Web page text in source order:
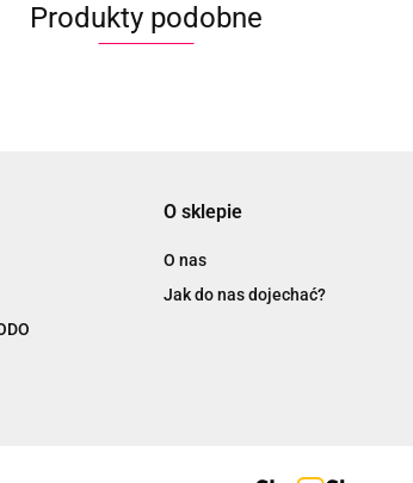
Produkty podobne
O sklepie
O nas
Jak do nas dojechać?